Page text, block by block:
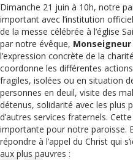
Dimanche 21 juin à 10h, notre
important avec l’institution
de la messe célébrée à l’église
par notre évêque,
l’expression concrète de la
coordonne les différentes
fragiles, isolées ou en situation
personnes en deuil, visite des
détenus, solidarité avec les plus
d’autres services fraternels.
importante pour notre paroisse.
répondre à l’appel du Christ qui
aux plus pauvres :